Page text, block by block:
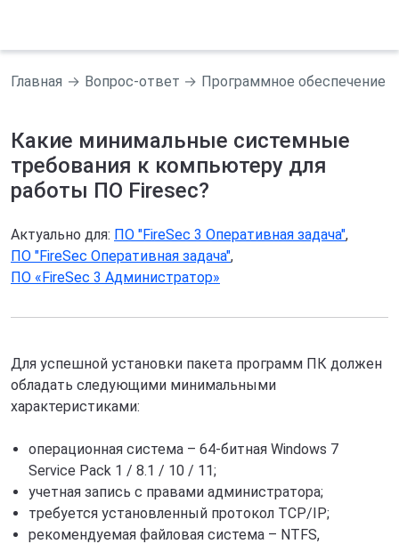
Главная Вопрос-ответ Программное обеспечение
Какие минимальные системные
требования к компьютеру для
работы ПО Firesec?
Актуально для: ПО "FireSec 3 Оперативная задача",
ПО "FireSec Оперативная задача",
ПО «FireSec 3 Администратор»
Для успешной установки пакета программ ПК должен
обладать следующими минимальными
характеристиками:
операционная система – 64-битная Windows 7
Service Pack 1 / 8.1 / 10 / 11;
учетная запись с правами администратора;
требуется установленный протокол TCP/IP;
рекомендуемая файловая система – NTFS,